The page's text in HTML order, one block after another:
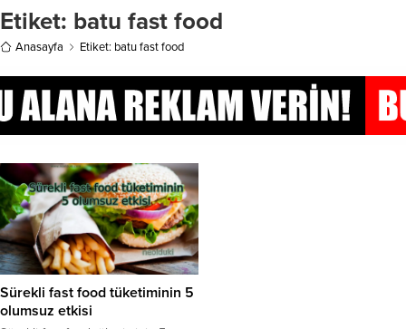
Etiket: batu fast food
Anasayfa Etiket: batu fast food
Sürekli fast food tüketiminin 5
olumsuz etkisi